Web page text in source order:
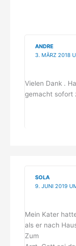
ANDRE
3. MÄRZ 2018
Vielen Dank .
gemacht sofort
SOLA
9. JUNI 2019
Mein Kater
als er nach
Zum